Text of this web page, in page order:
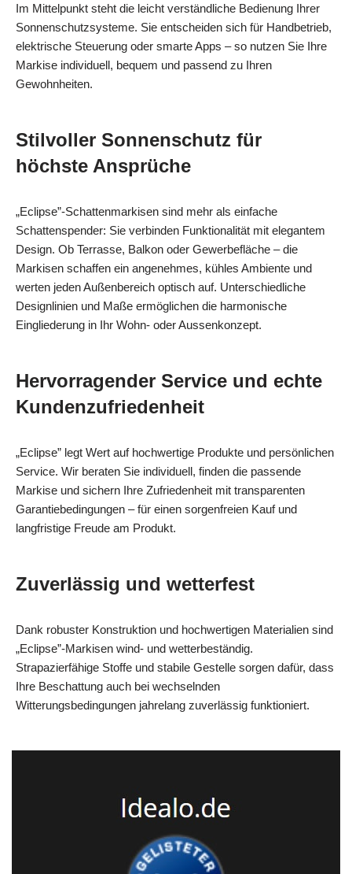
Im Mittelpunkt steht die leicht verständliche Bedienung Ihrer
Sonnenschutzsysteme. Sie entscheiden sich für Handbetrieb,
elektrische Steuerung oder smarte Apps – so nutzen Sie Ihre
Markise individuell, bequem und passend zu Ihren
Gewohnheiten.
Stilvoller Sonnenschutz für
höchste Ansprüche
„Eclipse”-Schattenmarkisen sind mehr als einfache
Schattenspender: Sie verbinden Funktionalität mit elegantem
Design. Ob Terrasse, Balkon oder Gewerbefläche – die
Markisen schaffen ein angenehmes, kühles Ambiente und
werten jeden Außenbereich optisch auf. Unterschiedliche
Designlinien und Maße ermöglichen die harmonische
Eingliederung in Ihr Wohn- oder Aussenkonzept.
Hervorragender Service und echte
Kundenzufriedenheit
„Eclipse” legt Wert auf hochwertige Produkte und persönlichen
Service. Wir beraten Sie individuell, finden die passende
Markise und sichern Ihre Zufriedenheit mit transparenten
Garantiebedingungen – für einen sorgenfreien Kauf und
langfristige Freude am Produkt.
Zuverlässig und wetterfest
Dank robuster Konstruktion und hochwertigen Materialien sind
„Eclipse”-Markisen wind- und wetterbeständig.
Strapazierfähige Stoffe und stabile Gestelle sorgen dafür, dass
Ihre Beschattung auch bei wechselnden
Witterungsbedingungen jahrelang zuverlässig funktioniert.